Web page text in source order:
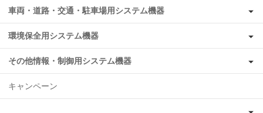
車両・道路・交通・駐車場用システム機器
環境保全用システム機器
その他情報・制御用システム機器
キャンペーン